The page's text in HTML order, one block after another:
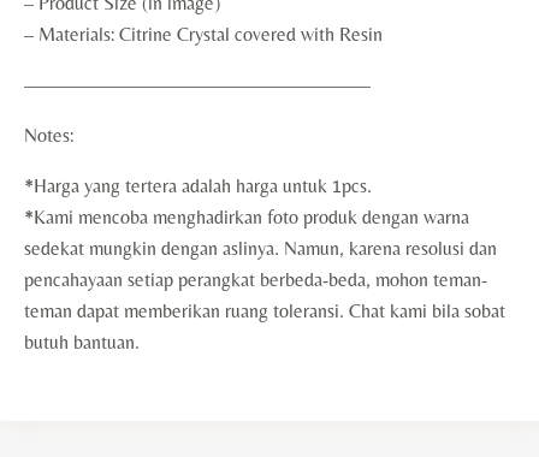
– Materials: Citrine Crystal covered with Resin
——————————————————
Notes:
*Harga yang tertera adalah harga untuk 1pcs.
*Kami mencoba menghadirkan foto produk dengan warna
sedekat mungkin dengan aslinya. Namun, karena resolusi dan
pencahayaan setiap perangkat berbeda-beda, mohon teman-
teman dapat memberikan ruang toleransi. Chat kami bila sobat
butuh bantuan.